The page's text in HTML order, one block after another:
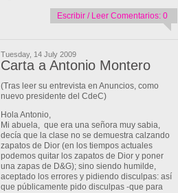
Escribir / Leer Comentarios: 0
Tuesday, 14 July 2009
Carta a Antonio Montero
(Tras leer su entrevista en Anuncios, como
nuevo presidente del CdeC)
Hola Antonio,
Mi abuela, que era una señora muy sabia,
decía que la clase no se demuestra calzando
zapatos de Dior (en los tiempos actuales
podemos quitar los zapatos de Dior y poner
una zapas de D&G); sino siendo humilde,
aceptado los errores y pidiendo disculpas: así
que públicamente pido disculpas -que para